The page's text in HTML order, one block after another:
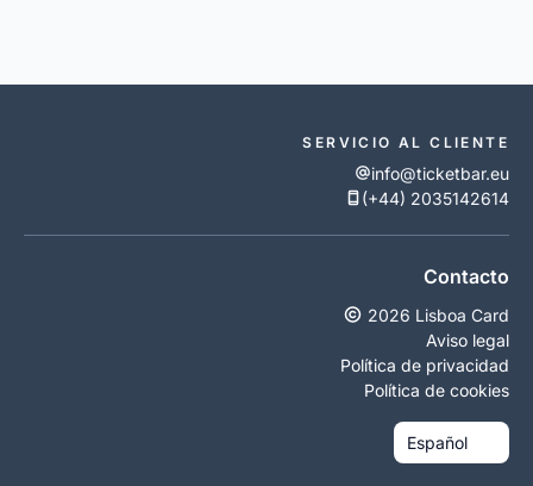
SERVICIO AL CLIENTE
info@ticketbar.eu
(+44) 2035142614
Contacto
2026 Lisboa Card
Aviso legal
Política de privacidad
Política de cookies